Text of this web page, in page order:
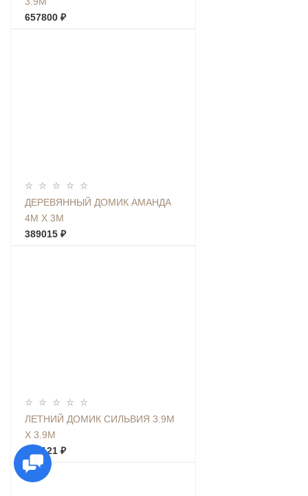
657800 ₽
ДЕРЕВЯННЫЙ ДОМИК АМАНДА
4М Х 3М
389015 ₽
ЛЕТНИЙ ДОМИК СИЛЬВИЯ 3.9М
Х 3.9М
368121 ₽